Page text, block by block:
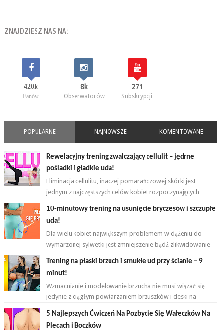
ZNAJDZIESZ NAS NA:
420k
Fanów
8k
Obserwatorów
271
Subskrypcji
POPULARNE NAJNOWSZE KOMENTOWANE
Rewelacyjny trening zwalczający cellulit – jędrne
pośladki i gładkie uda!
Eliminacja cellulitu, inaczej pomarańczowej skórki jest
jednym z najczęstszych celów kobiet rozpoczynających
10-minutowy trening na usunięcie bryczesów i szczupłe
uda!
Dla wielu kobiet największym problemem w dążeniu do
wymarzonej sylwetki jest zmniejszenie bądź zlikwidowanie
Trening na płaski brzuch i smukłe ud przy ścianie – 9
minut!
Wzmacnianie i modelowanie brzucha nie musi wiązać się
jedynie z ciągłym powtarzaniem brzuszków i deski na
przemian. Brzuch to nie jeden...
5 Najlepszych Ćwiczeń Na Pozbycie Się Wałeczków Na
Plecach i Boczków